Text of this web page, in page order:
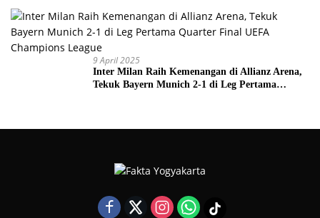
9 April 2025
Inter Milan Raih Kemenangan di Allianz Arena,
Tekuk Bayern Munich 2-1 di Leg Pertama